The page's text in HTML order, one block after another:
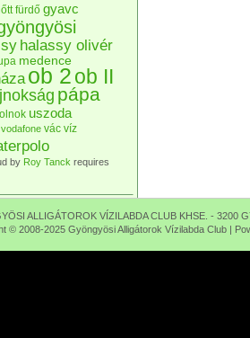
fürdő gyavc
halassy olivér
medence
ob 2ob II
pápa
uszoda
vodafone vác víz
by Roy Tanck requires
ALLIGÁTOROK VÍZILABDA CLUB KHSE. - 3200
© 2008-2025 Gyöngyösi Alligátorok Vízilabda Club |